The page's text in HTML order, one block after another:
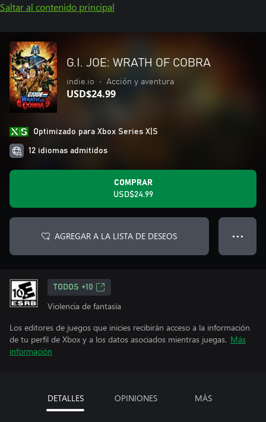
Saltar al contenido principal
G.I. JOE: WRATH OF COBRA
indie.io • Acción y aventura
USD$24.99
Optimizado para Xbox Series X|S
12 idiomas admitidos
COMPRAR
USD$24.99
AGREGAR A LA LISTA DE DESEOS ● ● ●
TODOS +10
Violencia de fantasía
Los editores de juegos que inicies recibirán acceso a la información
de tu perfil de Xbox y a los datos asociados mientras juegas. Más
información
DETALLES OPINIONES MÁS